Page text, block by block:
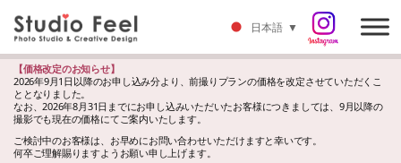
【価格改定のお知らせ】
2026年9月1日以降のお申し込み分より、前撮りプランの価格を改定させていただくこ
ととなりました。
なお、2026年8月31日までにお申し込みいただいたお客様につきましては、9月以降の
撮影でも現在の価格にてご案内いたします。
ご検討中のお客様は、お早めにお問い合わせいただけますと幸いです。
何卒ご理解賜りますようお願い申し上げます。
日本語 ▼